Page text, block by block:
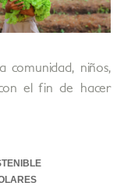
comunidad, niños,
el fin de hacer